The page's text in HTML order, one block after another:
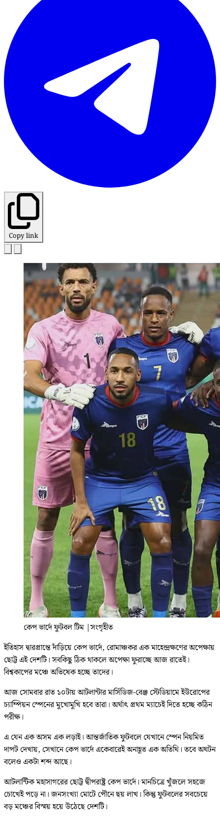
Copy link
কেপ ভার্দে ফুটবল টিম |সংগৃহীত
ইতিহাস দ্বারপ্রান্তে দাঁড়িয়ে কেপ ভার্দে, রোমাঞ্চকর এক মাহেন্দ্রক্ষণের অপেক্ষায়
ছোট্ট এই দেশটি। সবকিছু ঠিক থাকলে অপেক্ষা ফুরাচ্ছে আজ রাতেই।
বিশ্বকাপের মঞ্চে অভিষেক হচ্ছে তাদের।
আজ সোমবার রাত ১০টায় আটলান্টার মার্সিডিজ-বেঞ্জ স্টেডিয়ামে ইউরোপের
চ্যাম্পিয়ন স্পেনের মুখোমুখি হবে তারা। অর্থাৎ প্রথম ম্যাচেই দিতে হচ্ছে কঠিন
পরীক্ষ।
এ যেন এক অসম এক লড়াই। আন্তর্জাতিক ফুটবলে যেখানে স্পেন নিয়মিত
দাপট দেখায়, সেখানে কেপ ভার্দে একেবারেই অনাহূত এক অতিথি। তবে অঘটন
বলেও একটা শব্দ আছে।
আটলান্টিক মহাসাগরের ছোট্ট দ্বীপরাষ্ট্র কেপ ভার্দে। মানচিত্রে খুঁজলে সহজে
চোখেই পড়ে না। জনসংখ্যা মোটে পৌনে ছয় লাখ। কিন্তু ফুটবলের সবচেয়ে
বড় মঞ্চের বিস্ময় হয়ে উঠেছে দেশটি।